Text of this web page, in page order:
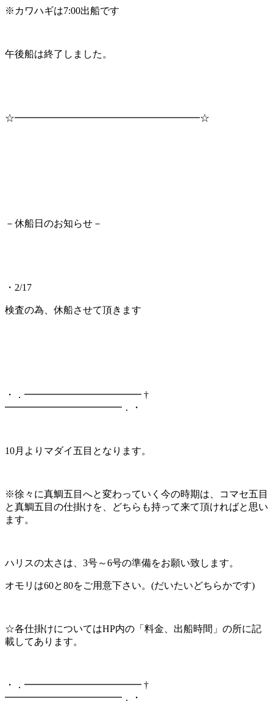
※カワハギは7:00出船です
午後船は終了しました。
☆━━━━━━━━━━━━━━━━━━━☆
－休船日のお知らせ－
・2/17
検査の為、休船させて頂きます
・．━━━━━━━━━━━━ †
━━━━━━━━━━━━．・
10月よりマダイ五目となります。
※徐々に真鯛五目へと変わっていく今の時期は、コマセ五目
と真鯛五目の仕掛けを、どちらも持って来て頂ければと思い
ます。
ハリスの太さは、3号～6号の準備をお願い致します。
オモリは60と80をご用意下さい。(だいたいどちらかです)
☆各仕掛けについてはHP内の「料金、出船時間」の所に記
載してあります。
・．━━━━━━━━━━━━ †
━━━━━━━━━━━━．・